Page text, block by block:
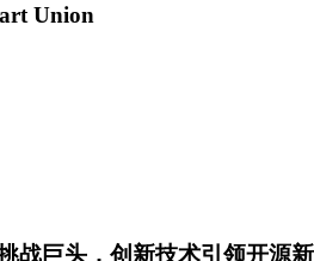
Union
战巨头，创新技术引领开源